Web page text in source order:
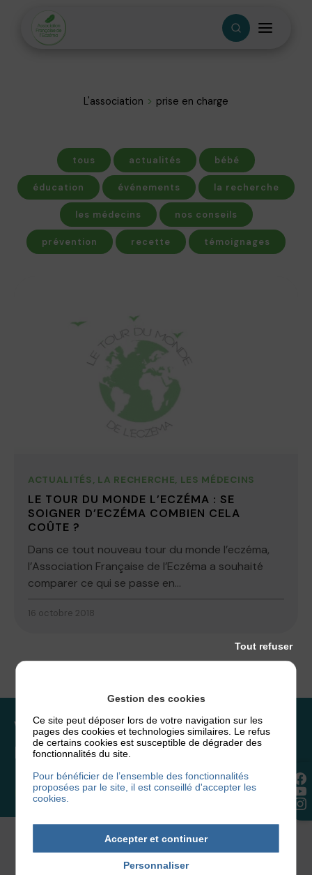
L'association prise en charge
tous actualités bébé
éducation événements la recherche
les médecins nos conseils
prévention recette témoignages
ACTUALITÉS, LA RECHERCHE, LES MÉDECINS
LE TOUR DU MONDE L’ECZÉMA : SE
SOIGNER D’ECZÉMA COMBIEN CELA
COÛTE ?
Dans ce tout nouveau tour du monde l’eczéma,
l’Association Française de l’Eczéma a souhaité
comparer ce qui se passe en...
16 octobre 2018
Vous souhaitez rejoindre
l’association ou faire un don ?
NOUS REJOINDRE
Gestion des cookies
Ce site peut déposer lors de votre navigation sur les
pages des cookies et technologies similaires. Le refus
de certains cookies est susceptible de dégrader des
fonctionnalités du site.
Pour bénéficier de l’ensemble des fonctionnalités
proposées par le site, il est conseillé d'accepter les
cookies.
Accepter et continuer
Tout refuser
Personnaliser